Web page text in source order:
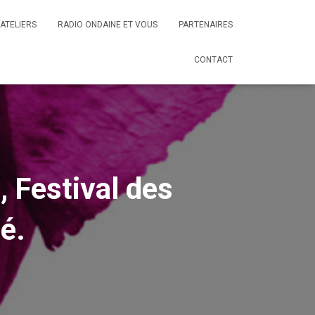
ATELIERS RADIO ONDAINE ET VOUS PARTENAIRES
CONTACT
Festival des